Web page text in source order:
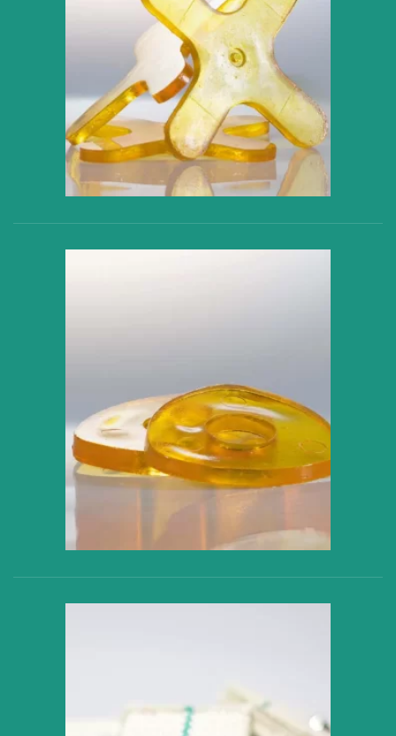
VER PRODUCTO
VER PRODUCTO